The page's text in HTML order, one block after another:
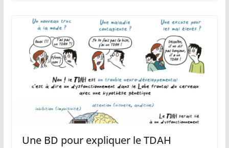
Une BD pour expliquer le TDAH